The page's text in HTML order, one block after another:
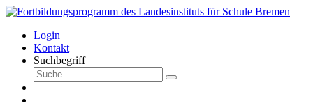
Login
Kontakt
Suchbegriff